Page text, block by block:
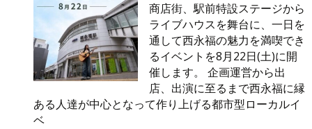
商店街、駅前特設ステージから
ライブハウスを舞台に、一日を
通して西永福の魅力を満喫でき
るイベントを8月22日(土)に開
催します。 企画運営から出
店、出演に至るまで西永福に縁
ある人達が中心となって作り上げる都市型ローカルイ
ベ